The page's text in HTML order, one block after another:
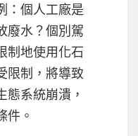
：個人工廠是
廢水？個別駕
制地使用化石
限制，將導致
態系統崩潰，
件。